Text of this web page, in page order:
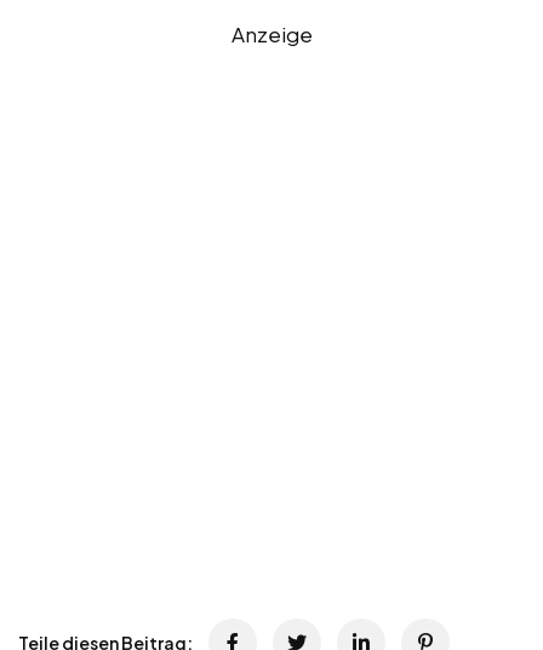
Anzeige
Teile diesen Beitrag: